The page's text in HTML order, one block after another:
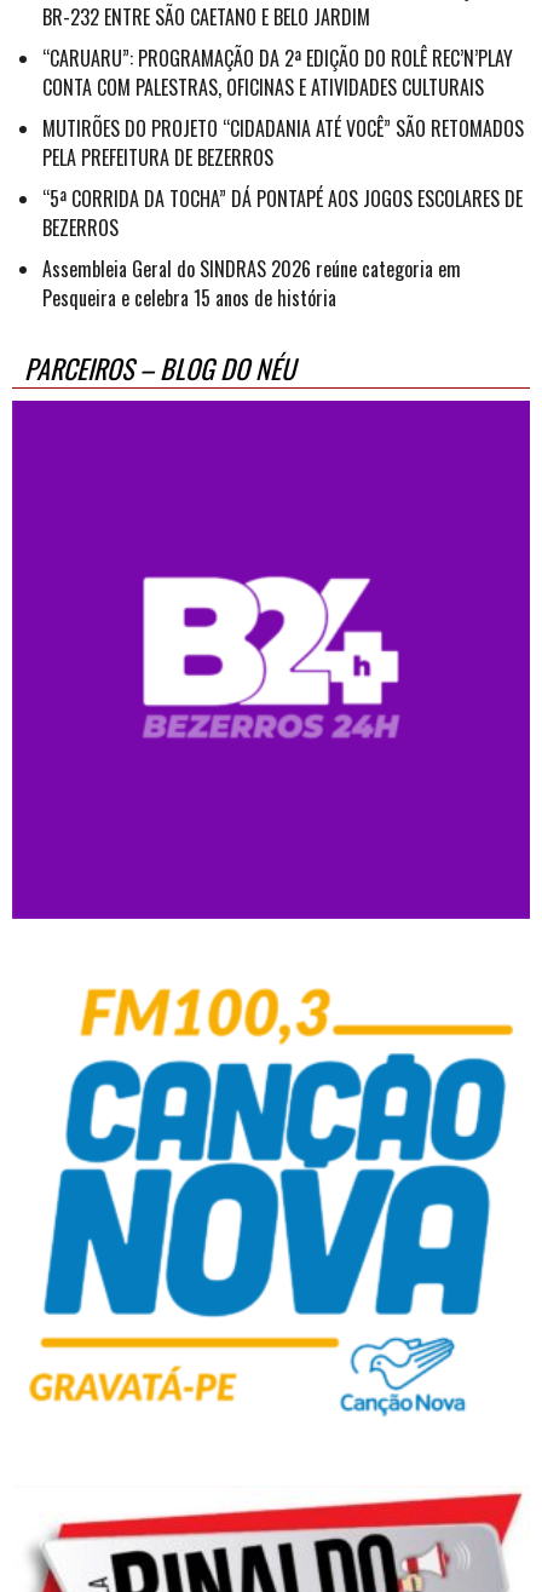
BR-232 ENTRE SÃO CAETANO E BELO JARDIM
“CARUARU”: PROGRAMAÇÃO DA 2ª EDIÇÃO DO ROLÊ REC’N’PLAY
CONTA COM PALESTRAS, OFICINAS E ATIVIDADES CULTURAIS
MUTIRÕES DO PROJETO “CIDADANIA ATÉ VOCÊ” SÃO RETOMADOS
PELA PREFEITURA DE BEZERROS
“5ª CORRIDA DA TOCHA” DÁ PONTAPÉ AOS JOGOS ESCOLARES DE
BEZERROS
Assembleia Geral do SINDRAS 2026 reúne categoria em
Pesqueira e celebra 15 anos de história
PARCEIROS – BLOG DO NÉU